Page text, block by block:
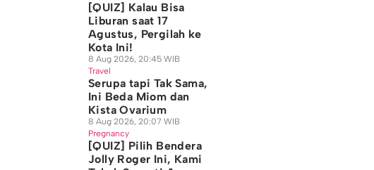
[QUIZ] Kalau Bisa
Liburan saat 17
Agustus, Pergilah ke
Kota Ini!
8 Aug 2026, 20:45 WIB
Travel
Serupa tapi Tak Sama,
Ini Beda Miom dan
Kista Ovarium
8 Aug 2026, 20:07 WIB
Pregnancy
[QUIZ] Pilih Bendera
Jolly Roger Ini, Kami